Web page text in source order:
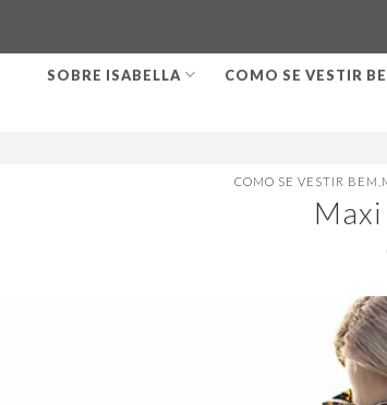
SOBRE ISABELLA COMO SE VESTIR
COMO SE VESTIR BEM